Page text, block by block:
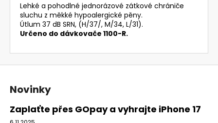
Lehké a pohodlné jednorázové zátkové chrániče
sluchu z měkké hypoalergické pěny.
Útlum 37 dB SRN, (H/37/, M/34, L/31).
Určeno do dávkovače 1100-R.
Z
Novinky
Zaplaťte přes GOpay a vyhrajte iPhone 17